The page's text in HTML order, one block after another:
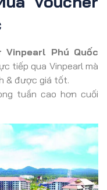
Vinpearl Phú Quốc
tiếp qua Vinpearl mà
& được giá tốt.
tuần cao hơn cuối